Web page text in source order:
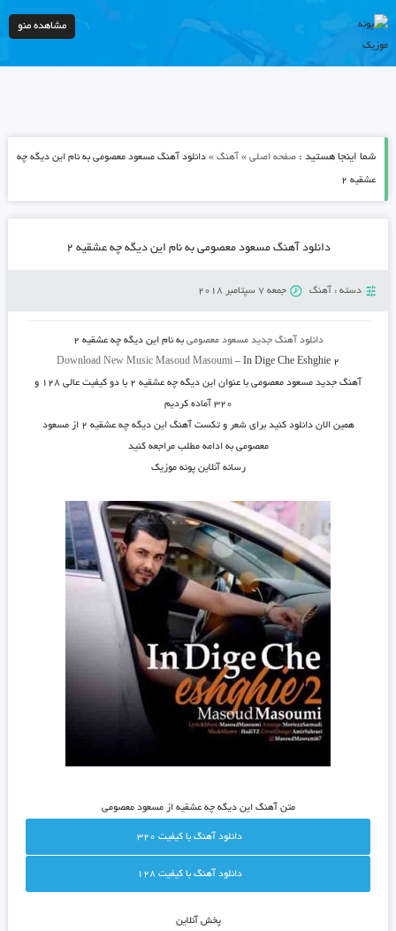
مشاهده منو
شما اینجا هستید : صفحه اصلی» آهنگ» دانلود آهنگ مسعود معصومی به نام این دیگه چه
عشقیه ۲
دانلود آهنگ مسعود معصومی به نام این دیگه چه عشقیه ۲
دسته : آهنگ جمعه 7 سپتامبر 2018
دانلود آهنگ جدید مسعود معصومی به ناماین دیگه چه عشقیه ۲
Download New Music Masoud Masoumi –In Dige Che Eshghie 2
آهنگ جدید مسعود معصومیبا عنوان این دیگه چه عشقیه ۲
با دو کیفیت عالی ۱۲۸ و
۳۲۰ آماده کردیم
همین الان دانلود کنید برای شعر و تکست آهنگ این دیگه چه عشقیه ۲ از مسعود
معصومی به ادامه مطلب مراجعه کنید
رسانه آنلاین پونه موزیک
متن آهنگ این دیگه چه عشقیه از مسعود معصومی
دانلود آهنگ با کيفيت 320
دانلود آهنگ با کيفيت 128
پخش آنلاين